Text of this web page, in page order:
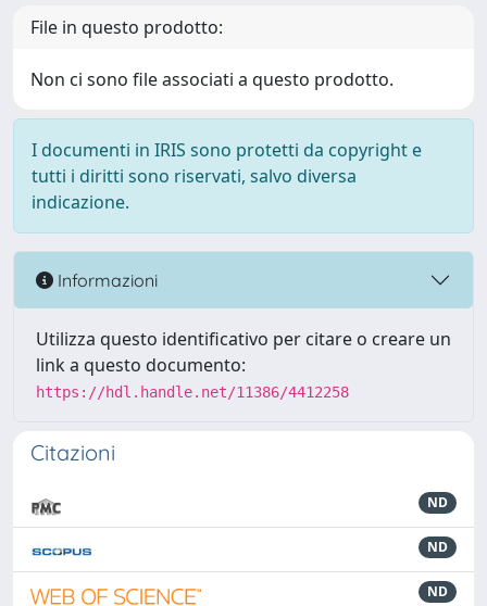
File in questo prodotto:
Non ci sono file associati a questo prodotto.
I documenti in IRIS sono protetti da copyright e
tutti i diritti sono riservati, salvo diversa
indicazione.
Informazioni
Utilizza questo identificativo per citare o creare un
link a questo documento:
https://hdl.handle.net/11386/4412258
Citazioni
ND
ND
ND